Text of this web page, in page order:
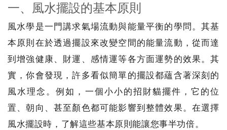
一、風水擺設的基本原則
風水學是一門講求氣場流動與能量平衡的學問。其基
本原則在於透過擺設來改變空間的能量流動，從而達
到增強健康、財運、感情運等各方面運勢的效果。其
實，你會發現，許多看似簡單的擺設都蘊含著深刻的
風水理念。例如，一個小小的招財貓擺件，它的位
置、朝向、甚至顏色都可能影響到整體效果。在選擇
風水擺設時，了解這些基本原則能讓您事半功倍。